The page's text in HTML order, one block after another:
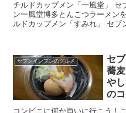
チルドカップメン「一風堂」 セブンイレブンのチルドカップラーメ
ン一風堂博多とんこつラーメン
ルドカップメン「すみれ」 セブンイレブンのチルドラーメン すみれ
セブンイレブンのグルメ
セ
蕎
や
の
コンビニに何か買いに行こう！